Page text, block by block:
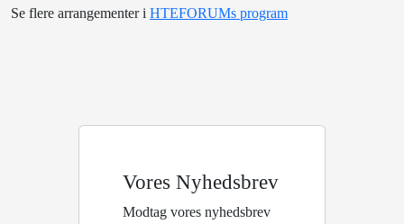
Se flere arrangementer i HTEFORUMs program
Vores Nyhedsbrev
Modtag vores nyhedsbrev